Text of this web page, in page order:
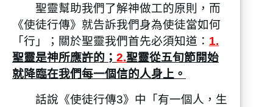
聖靈幫助我們了解神做工的原則，而
《使徒行傳》就告訴我們身為使徒當如何
「行」；關於聖靈我們首先必須知道： 1.
聖靈是神所應許的； 2.聖靈從五旬節開始
就降臨在我們每一個信的人身上。
話說《使徒行傳3》中「有一個人，生